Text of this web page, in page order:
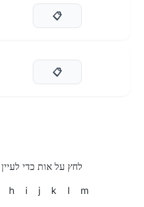
📋
📋
לחץ על אות כדי
h i j k l m